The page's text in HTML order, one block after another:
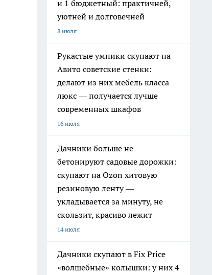
и 1 бюджетный: практичней,
уютней и долговечней
8 июля
Рукастые умники скупают на
Авито советские стенки:
делают из них мебель класса
люкс — получается лучше
современных шкафов
16 июля
Дачники больше не
бетонируют садовые дорожки:
скупают на Ozon хитовую
резиновую ленту —
укладывается за минуту, не
скользит, красиво лежит
14 июля
Дачники скупают в Fix Price
«волшебные» колышки: у них 4